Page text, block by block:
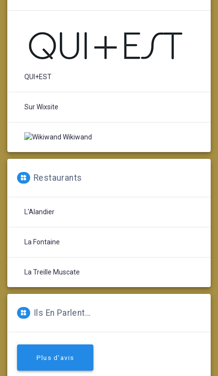
QUI+EST
Sur Wixsite
Wikiwand
Restaurants
L'Alandier
La Fontaine
La Treille Muscate
Ils En Parlent…
Plus d'avis